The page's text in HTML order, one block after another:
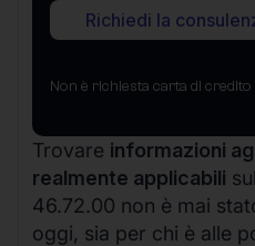
Richiedi la
Non è richiesta carta di credito
Trovare informazioni
realmente applicabili
46.72.00 non è mai
oggi, sia per chi è alle